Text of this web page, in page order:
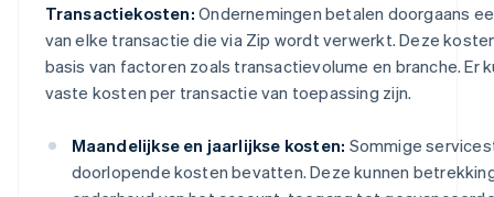
Transactiekosten: Ondernemingen betalen doorgaans
van elke transactie die via Zip wordt verwerkt. Deze
basis van factoren zoals transactievolume en branche. Er
vaste kosten per transactie van toepassing zijn.
Maandelijkse en jaarlijkse kosten: Sommige
doorlopende kosten bevatten. Deze kunnen